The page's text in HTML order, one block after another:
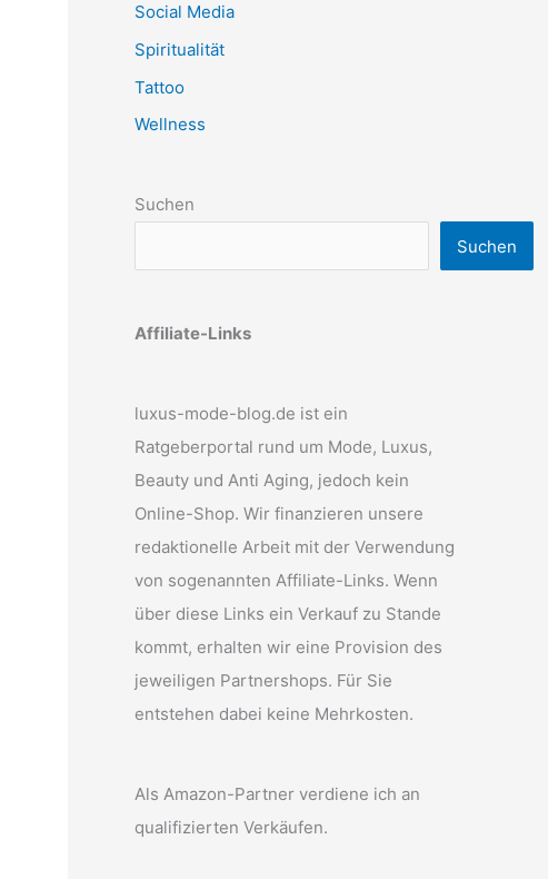
Social Media
Spiritualität
Tattoo
Wellness
Suchen
Suchen
Affiliate-Links
luxus-mode-blog.de ist ein
Ratgeberportal rund um Mode, Luxus,
Beauty und Anti Aging, jedoch kein
Online-Shop. Wir finanzieren unsere
redaktionelle Arbeit mit der Verwendung
von sogenannten Affiliate-Links. Wenn
über diese Links ein Verkauf zu Stande
kommt, erhalten wir eine Provision des
jeweiligen Partnershops. Für Sie
entstehen dabei keine Mehrkosten.
Als Amazon-Partner verdiene ich an
qualifizierten Verkäufen.